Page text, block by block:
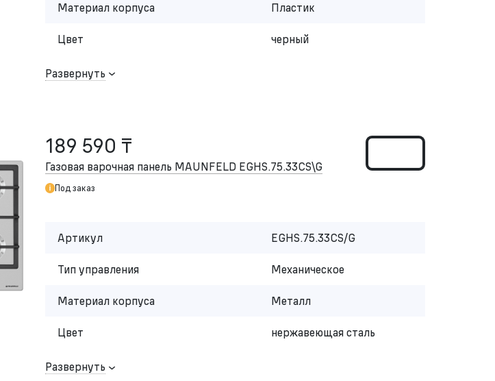
Материал корпуса Пластик
Цвет черный
Развернуть
189 590 ₸
Газовая варочная панель MAUNFELD EGHS.75.33CS\G
Под заказ
Артикул EGHS.75.33CS/G
Тип управления Механическое
Материал корпуса Металл
Цвет нержавеющая сталь
Развернуть